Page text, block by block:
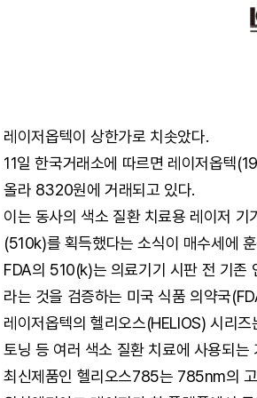
레이저옵텍이 상한가로 치솟았다.
11일 한국거래소에 따르면 레이저옵텍
올라 8320원에 거래되고 있다.
이는 동사의 색소 질환 치료용 레이저
(510k)를 획득했다는 소식이 매수세에
FDA의 510(k)는 의료기기 시판 전 기존
라는 것을 검증하는 미국 식품 의약국
레이저옵텍의 헬리오스(HELIOS) 시리
토닝 등 여러 색소 질환 치료에 사용되
최신제품인 헬리오스785는 785nm의